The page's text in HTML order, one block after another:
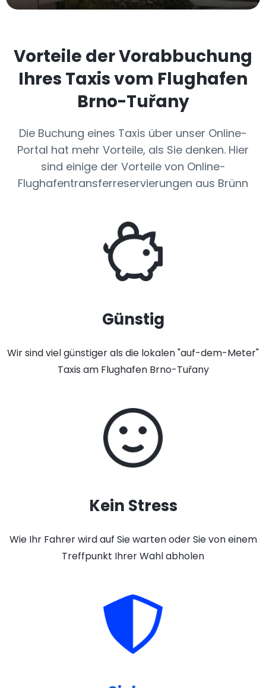
Vorteile der Vorabbuchung
Ihres Taxis vom Flughafen
Brno-Tuřany
Die Buchung eines Taxis über unser Online-
Portal hat mehr Vorteile, als Sie denken. Hier
sind einige der Vorteile von Online-
Flughafentransferreservierungen aus Brünn
Günstig
Wir sind viel günstiger als die lokalen "auf-dem-Meter"
Taxis am Flughafen Brno-Tuřany
Kein Stress
Wie Ihr Fahrer wird auf Sie warten oder Sie von einem
Treffpunkt Ihrer Wahl abholen